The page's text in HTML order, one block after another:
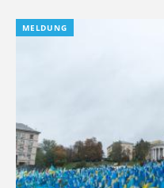
MELDUNG